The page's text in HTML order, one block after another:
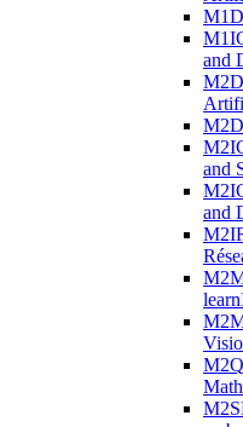
and
and
and